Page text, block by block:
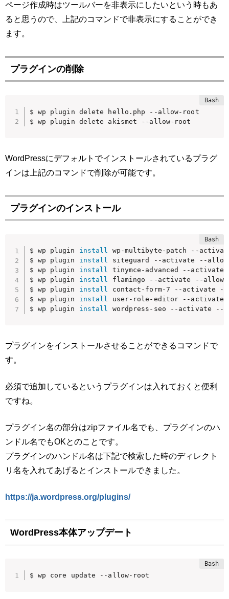
ページ作成時はツールバーを非表示にしたいという時もあ
ると思うので、上記のコマンドで非表示にすることができ
ます。
プラグインの削除
$ wp plugin delete hello.php --allow-root
$ wp plugin delete akismet --allow-root
WordPressにデフォルトでインストールされているプラグ
インは上記のコマンドで削除が可能です。
プラグインのインストール
$ wp plugin install wp-multibyte-patch --
$ wp plugin install siteguard --activate --
$ wp plugin install tinymce-advanced --
$ wp plugin install flamingo --activate --
$ wp plugin install contact-form-7 --activate
$ wp plugin install user-role-editor --activate
$ wp plugin install wordpress-seo --activate --
プラグインをインストールさせることができるコマンドで
す。
必須で追加しているというプラグインは入れておくと便利
ですね。
プラグイン名の部分はzipファイル名でも、プラグインのハ
ンドル名でもOKとのことです。
プラグインのハンドル名は下記で検索した時のディレクト
リ名を入れてあげるとインストールできました。
https://ja.wordpress.org/plugins/
WordPress本体アップデート
$ wp core update --allow-root